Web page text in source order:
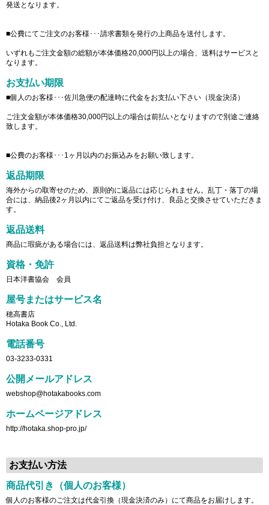
発送となります。
■公費にてご注文のお客様･･･請求書類を発行の上商品を送付します。
いずれもご注文金額の総額が本体価格20,000円以上の場合、送料はサービスと
なります。
お支払い期限
■個人のお客様･･･佐川急便の配達時に代金をお支払い下さい（現金決済）
ご注文金額が本体価格30,000円以上の場合は前払いとなりますので別途ご連絡
致します。
■公費のお客様･･･1ヶ月以内のお振込みをお願い致します。
返品期限
海外からの取寄せのため、原則的に返品には応じられません。乱丁・落丁の場
合には、納品後2ヶ月以内にてご返品を受け付け、良品と交換させていただきま
す。
返品送料
商品に瑕疵がある場合には、返品送料は弊社負担となります。
資格・免許
日本洋書協会 会員
屋号またはサービス名
穂高書店
Hotaka Book Co., Ltd.
電話番号
03-3233-0331
公開メールアドレス
webshop@hotakabooks.com
ホームページアドレス
http://hotaka.shop-pro.jp/
お支払い方法
商品代引き（個人のお客様）
個人のお客様のご注文は代金引換（現金決済のみ）にて商品をお届けします。